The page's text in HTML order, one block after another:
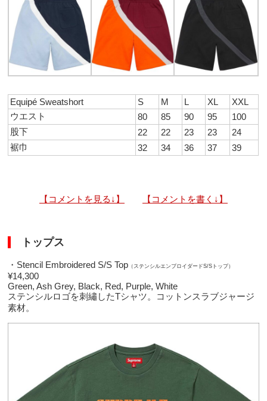
Equipé Sweatshort S M L XL
XXL
ウエスト
80 85 90 95
100
股下
22 22 23 23
24
裾巾
32 34 36 37 39
【コメントを見る↓】 【コメントを書く↓】
トップス
・Stencil Embroidered S/S Top （ステンシルエンブロイダードS/Sトップ）
¥14,300
Green, Ash Grey, Black, Red, Purple, White
ステンシルロゴを刺繡したTシャツ。コットンスラブジャージ
素材。